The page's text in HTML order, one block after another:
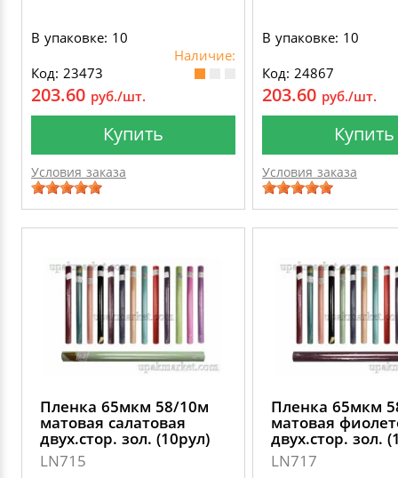
В упаковке: 10
Наличие:
Код: 23473
203.60 руб./шт.
Купить
Условия заказа
В упаковке: 10
Код: 24867
203.60 руб./шт.
Купить
Условия заказа
Пленка 65мкм 58/10м
матовая салатовая
двух.стор. зол. (10рул)
LN715
Пленка 65мкм
матовая
двух.стор. зол.
LN717